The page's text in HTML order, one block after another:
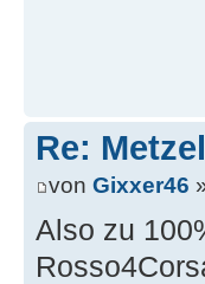
Re:
von Gixxer46
Also zu